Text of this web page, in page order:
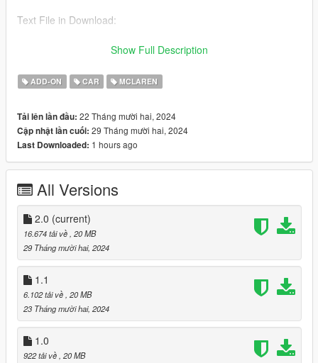
Text File in Download:
dlclist.xml found at:
Right Click on dlclist.xml then Click on Edit
Then scroll to the bottom and hit Enter to add a empty space.
Add the line dlcpacks:/pm1/
to the dlclist and save then exit.
SPAWN: pm1
Update1.1: added spoiler under EXTRA_1, so you can add or
remove it yourself for now. Automated spoiler is next.
Update 2.0: Added Automatic Spoiler
Show Full Description
ADD-ON CAR MCLAREN
Tải lên lần đầu: 22 Tháng mười hai, 2024
Cập nhật lần cuối: 29 Tháng mười hai, 2024
Last Downloaded: 1 hours ago
All Versions
2.0 (current)
16.674 tải về , 20 MB
29 Tháng mười hai, 2024
1.1
6.102 tải về , 20 MB
23 Tháng mười hai, 2024
1.0
922 tải về , 20 MB